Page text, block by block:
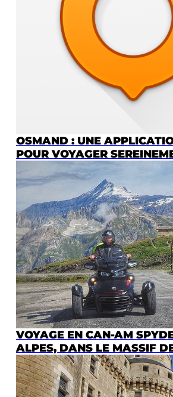
OSMAND : UNE
POUR VOYAGER
VOYAGE EN CAN-AM
ALPES, DANS LE MASSIF